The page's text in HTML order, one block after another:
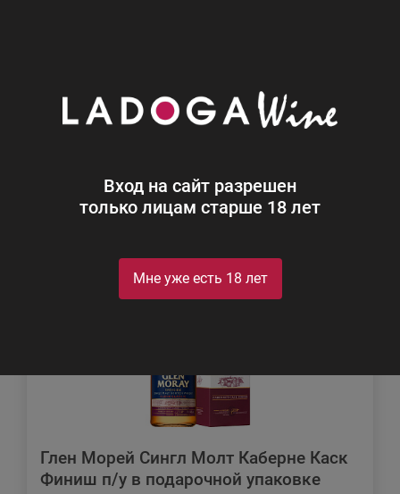
Вход на сайт разрешен
только лицам старше 18 лет
Мне уже есть 18 лет
Виски
Сортировка
Глен Морей Сингл Молт Каберне Каск
Финиш п/у в подарочной упаковке